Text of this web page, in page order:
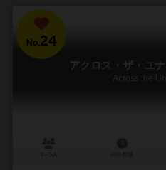
No.24
アクロス・ザ・ユ
Across the